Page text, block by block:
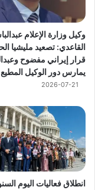
وكيل وزارة الإعلام
القاعدي: تصعيد مليشيا
قرار إيراني مفضوح
يمارس دور الوكيل المطيع
2026-07-21
انطلاق فعاليات اليوم